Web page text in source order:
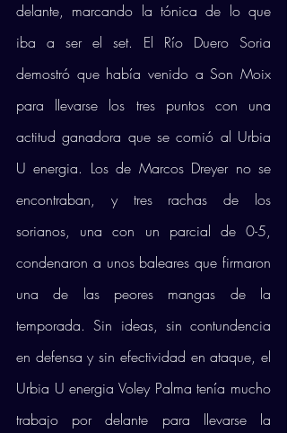
delante, marcando la tónica de lo que
iba a ser el set. El Río Duero Soria
demostró que había venido a Son Moix
para llevarse los tres puntos con una
actitud ganadora que se comió al Urbia
U energia. Los de Marcos Dreyer no se
encontraban, y tres rachas de los
sorianos, una con un parcial de 0-5,
condenaron a unos baleares que firmaron
una de las peores mangas de la
temporada. Sin ideas, sin contundencia
en defensa y sin efectividad en ataque, el
Urbia U energia Voley Palma tenía mucho
trabajo por delante para llevarse la